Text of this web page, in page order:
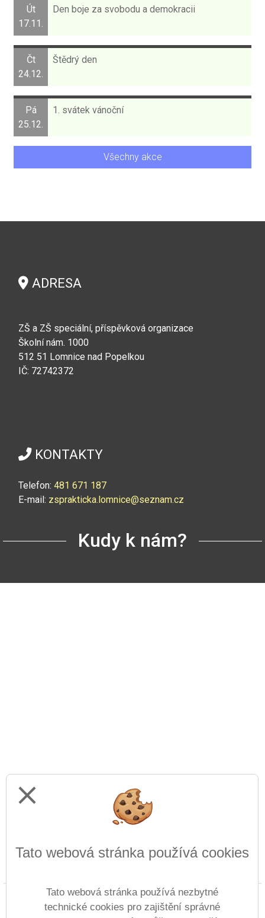
Út
17.11.
Den boje za svobodu a demokracii
Čt
24.12.
Štědrý den
Pá
25.12.
1. svátek vánoční
Všechny akce
ADRESA
ZŠ a ZŠ speciální, příspěvková organizace
Školní nám. 1000
512 51 Lomnice nad Popelkou
IČ: 72742372
KONTAKTY
Telefon: 481 671 187
E-mail: zsprakticka.lomnice@seznam.cz
Kudy k nám?
Copyright © 2022 - 2023 ZŠ speciální Lomnice nad
Popelkou &
Vitalex Group- Tvorba školních
close
Tato webová stránka používá cookies
Tato webová stránka používá nezbytné
technické cookies pro zajištění správné